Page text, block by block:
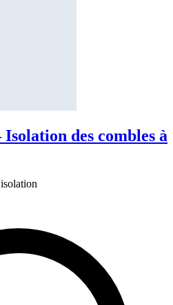
des combles à